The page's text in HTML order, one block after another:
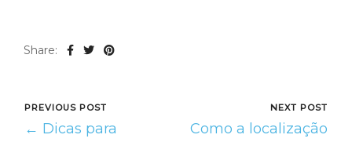
Share:
PREVIOUS POST
← Dicas para
NEXT POST
Como a localização